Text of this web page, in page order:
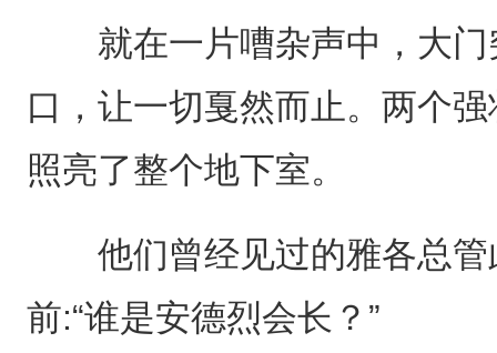
就在一片嘈杂声中，大门
口，让一切戛然而止。两个
照亮了整个地下室。
他们曾经见过的雅各总管
前:“谁是安德烈会长？”